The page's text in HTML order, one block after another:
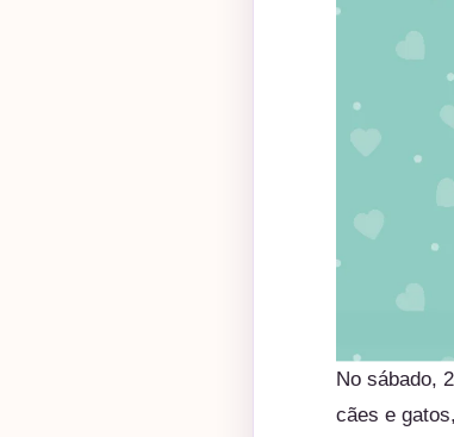
No sábado,
cães e